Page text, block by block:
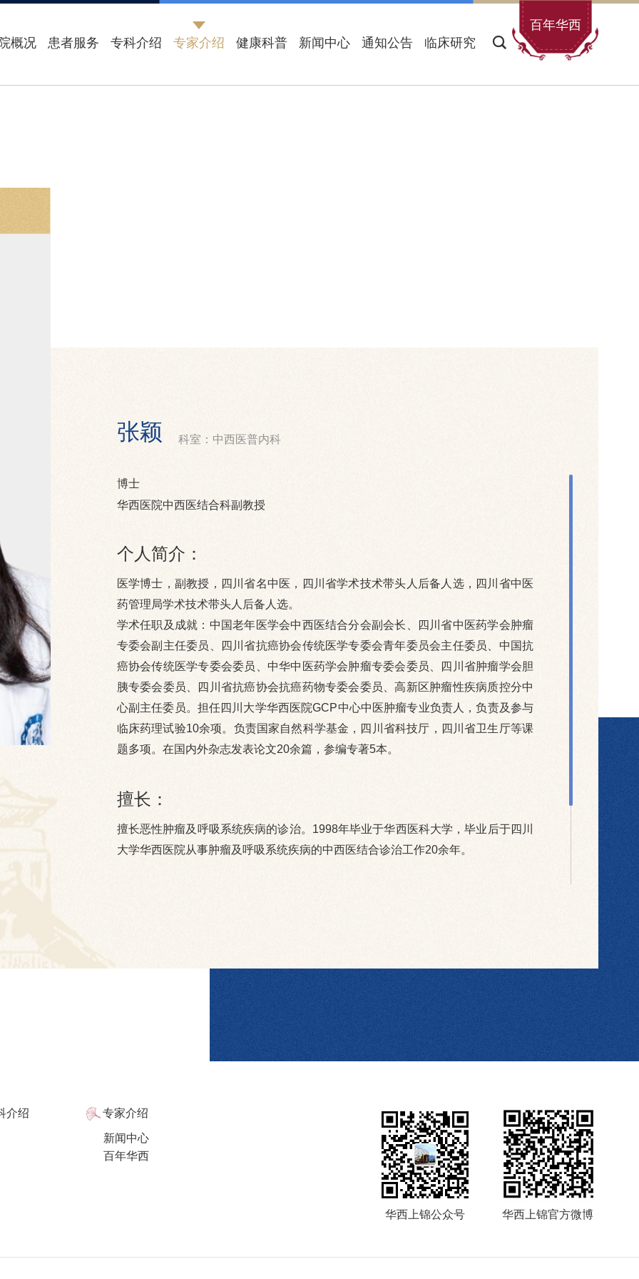
百年华西
概况
患者服务 专科介绍 专家介绍 健康科普 新闻中心 通知公告 临床研究
张颖 科室：中西医普内科
博士
华西医院中西医结合科副教授
个人简介：
医学博士，副教授，四川省名中医，四川省学术技术带头人后备人选，四川省中医
药管理局学术技术带头人后备人选。
学术任职及成就：中国老年医学会中西医结合分会副会长、四川省中医药学会肿瘤
专委会副主任委员、四川省抗癌协会传统医学专委会青年委员会主任委员、中国抗
癌协会传统医学专委会委员、中华中医药学会肿瘤专委会委员、四川省肿瘤学会胆
胰专委会委员、四川省抗癌协会抗癌药物专委会委员、高新区肿瘤性疾病质控分中
心副主任委员。担任四川大学华西医院GCP中心中医肿瘤专业负责人，负责及参与
临床药理试验10余项。负责国家自然科学基金，四川省科技厅，四川省卫生厅等课
题多项。在国内外杂志发表论文20余篇，参编专著5本。
擅长：
擅长恶性肿瘤及呼吸系统疾病的诊治。1998年毕业于华西医科大学，毕业后于四川
大学华西医院从事肿瘤及呼吸系统疾病的中西医结合诊治工作20余年。
注：具体门诊医生坐诊信息以院方当日公布信息为准
介绍 专家介绍
新闻中心
百年华西
华西上锦公众号 华西上锦官方微博